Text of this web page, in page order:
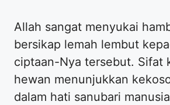
Allah sangat menyukai
bersikap lemah lembut
ciptaan-Nya tersebut. Sifat
hewan menunjukkan
dalam hati sanubari